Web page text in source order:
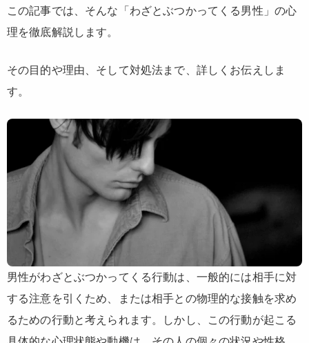
この記事では、そんな「わざとぶつかってくる男性」の心
理を徹底解説します。
その目的や理由、そして対処法まで、詳しくお伝えしま
す。
男性がわざとぶつかってくる行動は、一般的には相手に対
する注意を引くため、または相手との物理的な接触を求め
るための行動と考えられます。しかし、この行動が起こる